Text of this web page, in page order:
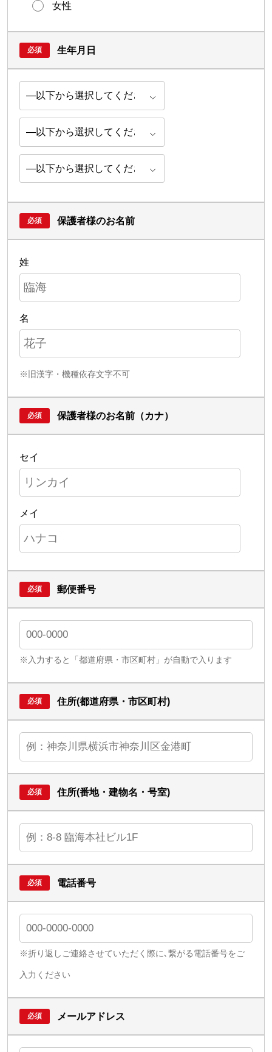
女性
生年月日
保護者様のお名前
姓
名
※旧漢字・機種依存文字不可
保護者様のお名前（カナ）
セイ
メイ
郵便番号
※入力すると「都道府県・市区町村」が自動で入ります
住所(都道府県・市区町村)
住所(番地・建物名・号室)
電話番号
※折り返しご連絡させていただく際に､繋がる電話番号をご
入力ください
メールアドレス